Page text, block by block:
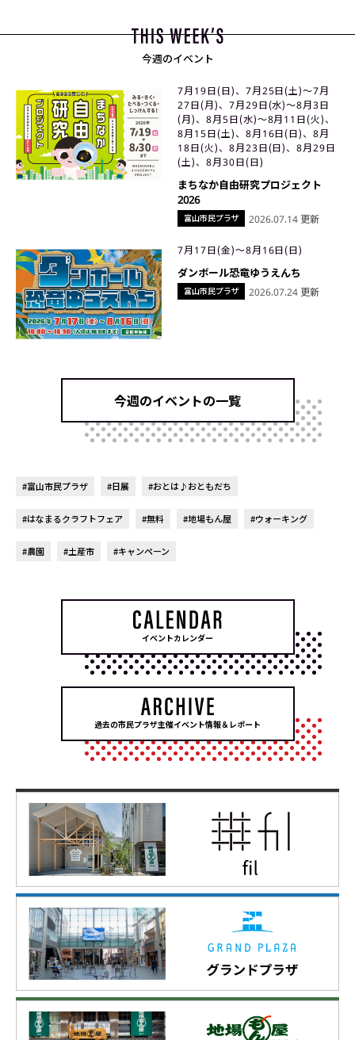
今週のイベント
富山市民プラザ
7月19日(日)、7月25日(土)〜7月
27日(月)、7月29日(水)〜8月3日
(月)、8月5日(水)〜8月11日(火)、
8月15日(土)、8月16日(日)、8月
18日(火)、8月23日(日)、8月29日
(土)、8月30日(日)
まちなか自由研究プロジェクト
2026
2026.07.14 更新
富山市民プラザ
7月17日(金)〜8月16日(日)
ダンボール恐竜ゆうえんち
2026.07.24 更新
今週のイベントの一覧
#富山市民プラザ #日展 #おとは♪おともだち
#はなまるクラフトフェア #無料 #地場もん屋 #ウォーキング
#農園 #土産市 #キャンペーン
イベントカレンダー
過去の市民プラザ主催イベント情報＆レポート